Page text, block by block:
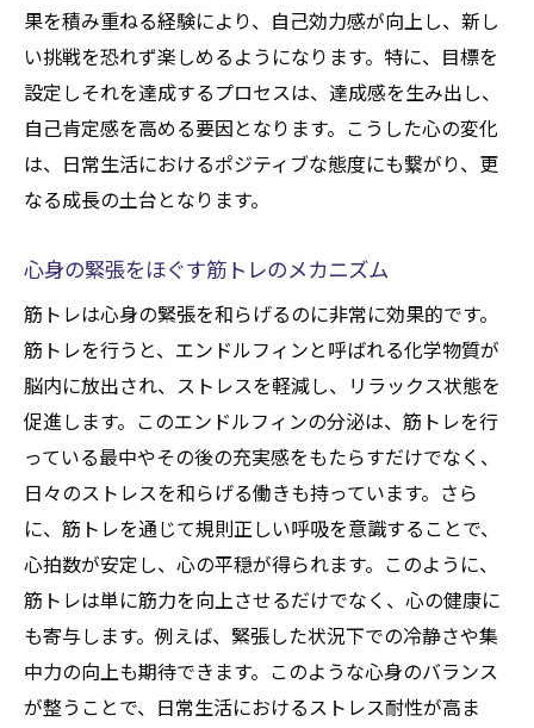
筋トレ仲間を作って続ける楽しさ
筋トレの成果を楽しむための記録方法
筋トレ後のストレッチで心身をリセットする秘
訣
筋トレ後の効果的なストレッチ方法
疲労回復を促進するストレッチの重要性
筋肉のリラックスを助けるストレッチメニ
ュー
ストレッチが筋トレ効果を高める理由
心身のリセットに役立つストレッチのタイ
ミング
ストレッチと心のリフレッシュの関係
筋トレがもたらす精神的な健康の向上とは
筋トレで得られるメンタルヘルスの向上
心の安定に役立つ筋トレの心理効果
筋トレがストレス耐性を高める理由
前向きな思考を促す筋トレの取り組み方
精神的健康をサポートする筋トレの習慣
果を積み重ねる経験により、自己効力感が向上し、新し
い挑戦を恐れず楽しめるようになります。特に、目標を
設定しそれを達成するプロセスは、達成感を生み出し、
自己肯定感を高める要因となります。こうした心の変化
は、日常生活におけるポジティブな態度にも繋がり、更
なる成長の土台となります。
心身の緊張をほぐす筋トレのメカニズム
筋トレは心身の緊張を和らげるのに非常に効果的です。
筋トレを行うと、エンドルフィンと呼ばれる化学物質が
脳内に放出され、ストレスを軽減し、リラックス状態を
促進します。このエンドルフィンの分泌は、筋トレを行
っている最中やその後の充実感をもたらすだけでなく、
日々のストレスを和らげる働きも持っています。さら
に、筋トレを通じて規則正しい呼吸を意識することで、
心拍数が安定し、心の平穏が得られます。このように、
筋トレは単に筋力を向上させるだけでなく、心の健康に
も寄与します。例えば、緊張した状況下での冷静さや集
中力の向上も期待できます。このような心身のバランス
が整うことで、日常生活におけるストレス耐性が高ま